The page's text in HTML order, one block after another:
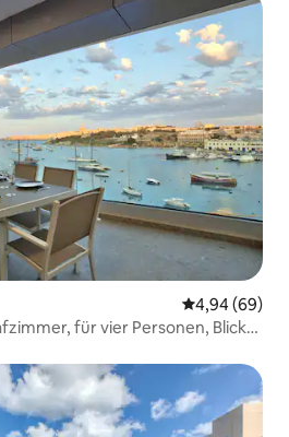
4,94 (69)
für vier Personen, Blick